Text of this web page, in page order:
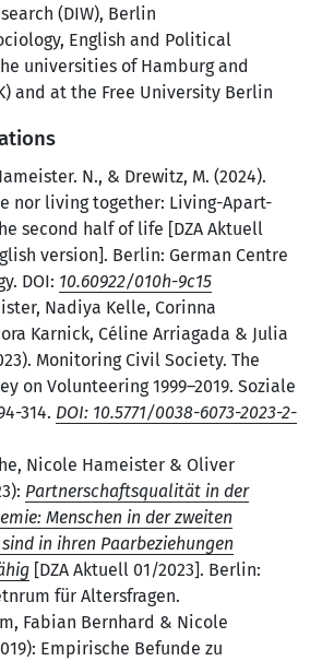
(DIW), Berlin
English and Political
universities of Hamburg and
and at the Free University Berlin
N., & Drewitz, M. (2024).
nor living together: Living-Apart-
second half of life [DZA Aktuell
version]. Berlin: German Centre
DOI: 10.60922/010h-9c15
Nadiya Kelle, Corinna
Karnick, Céline Arriagada & Julia
Monitoring Civil Society. The
on Volunteering 1999–2019. Soziale
314. DOI: 10.5771/0038-6073-2023-2-
Nicole Hameister & Oliver
Partnerschaftsqualität in der
Menschen in der zweiten
in ihren Paarbeziehungen
[DZA Aktuell 01/2023]. Berlin:
für Altersfragen.
Fabian Bernhard & Nicole
Empirische Befunde zu